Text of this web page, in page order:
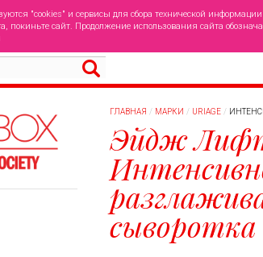
"cookies" и сервисы для сбора технической
покиньте сайт. Продолжение использования сайта
ГЛАВНАЯ МАРКИ URIAGE
Эйдж
сыворотка